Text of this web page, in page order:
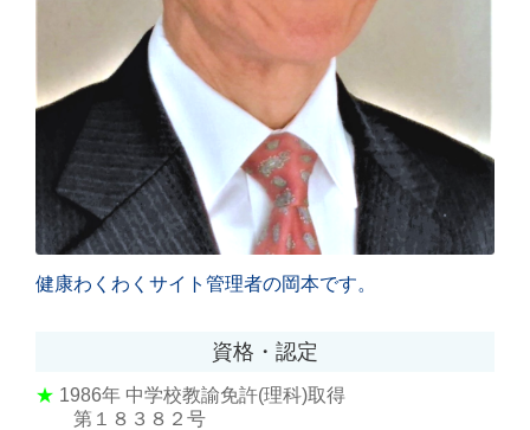
健康わくわくサイト管理者の岡本です。
資格・認定
★ 1986年 中学校教諭免許(理科)取得
第１８３８２号